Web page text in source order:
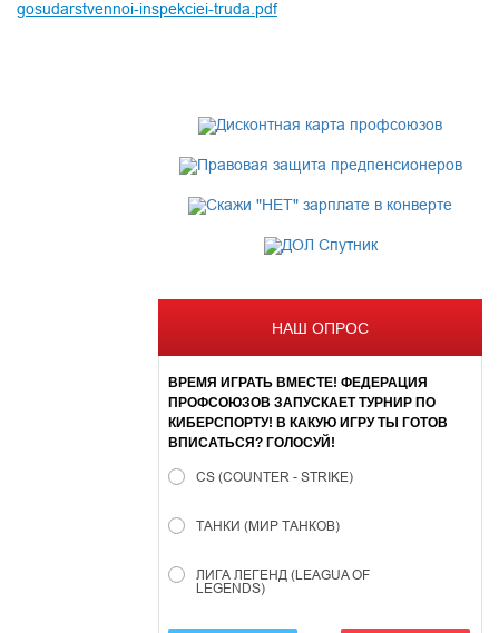
gosudarstvennoi-inspekciei-truda.pdf
НАШ ОПРОС
ВРЕМЯ ИГРАТЬ ВМЕСТЕ! ФЕДЕРАЦИЯ
ПРОФСОЮЗОВ ЗАПУСКАЕТ ТУРНИР ПО
КИБЕРСПОРТУ! В КАКУЮ ИГРУ ТЫ ГОТОВ
ВПИСАТЬСЯ? ГОЛОСУЙ!
CS (COUNTER - STRIKE)
ТАНКИ (МИР ТАНКОВ)
ЛИГА ЛЕГЕНД (LEAGUA OF
LEGENDS)